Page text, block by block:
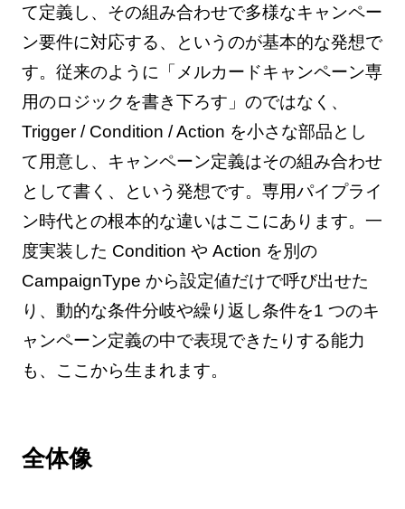
て定義し、その組み合わせで多様なキャンペー
ン要件に対応する、というのが基本的な発想で
す。従来のように「メルカードキャンペーン専
用のロジックを書き下ろす」のではなく、
Trigger / Condition / Action を小さな部品とし
て用意し、キャンペーン定義はその組み合わせ
として書く、という発想です。専用パイプライ
ン時代との根本的な違いはここにあります。一
度実装した Condition や Action を別の
CampaignType から設定値だけで呼び出せた
り、動的な条件分岐や繰り返し条件を1 つのキ
ャンペーン定義の中で表現できたりする能力
も、ここから生まれます。
全体像